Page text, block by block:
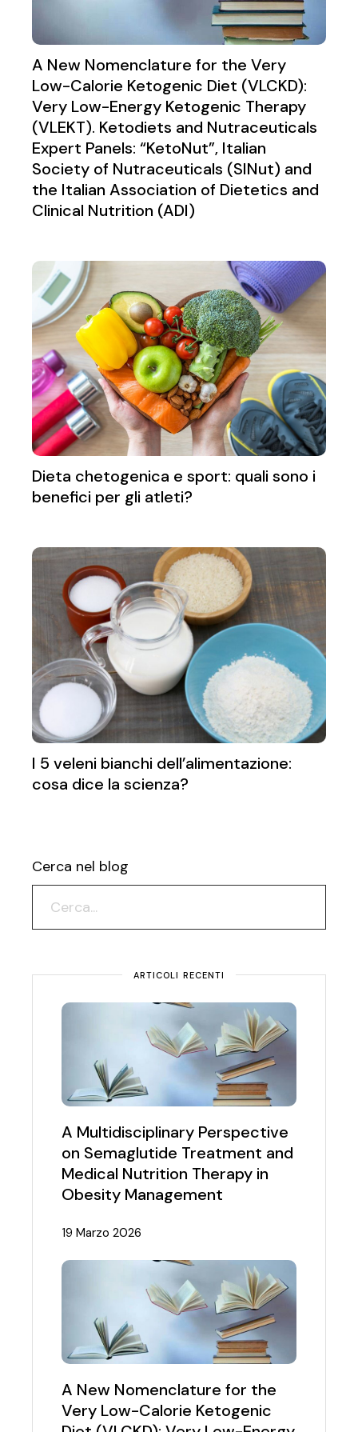
A New Nomenclature for the Very
Low-Calorie Ketogenic Diet (VLCKD):
Very Low-Energy Ketogenic Therapy
(VLEKT). Ketodiets and Nutraceuticals
Expert Panels: “KetoNut”, Italian
Society of Nutraceuticals (SINut) and
the Italian Association of Dietetics and
Clinical Nutrition (ADI)
Dieta chetogenica e sport: quali sono i
benefici per gli atleti?
I 5 veleni bianchi dell’alimentazione:
cosa dice la scienza?
Cerca nel blog
ARTICOLI RECENTI
A Multidisciplinary Perspective
on Semaglutide Treatment and
Medical Nutrition Therapy in
Obesity Management
19 Marzo 2026
A New Nomenclature for the
Very Low-Calorie Ketogenic